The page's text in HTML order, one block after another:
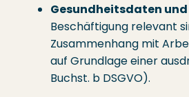
Gesundheitsdaten
Beschäftigung relevant
Zusammenhang mit
auf Grundlage einer
Buchst. b DSGVO).